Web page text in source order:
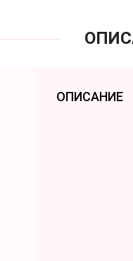
ОПИСАНИЕ